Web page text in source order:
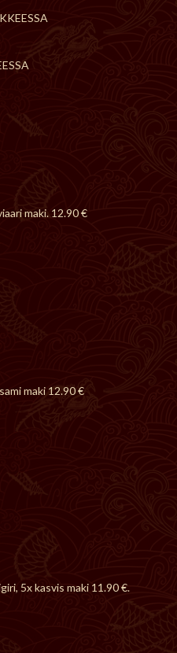
maki. 12.90 €
maki 12.90 €
5x kasvis maki 11.90 €.